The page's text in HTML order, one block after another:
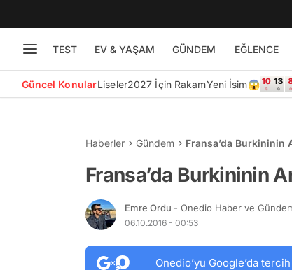
TEST EV & YAŞAM GÜNDEM EĞLENCE
Güncel KonularLiseler2027 İçin RakamYeni İsim😱
Haberler Gündem Fransa’da Burkininin
Fransa’da Burkininin
Emre Ordu - Onedio Haber ve
06.10.2016 - 00:53
Onedio’yu Google’da